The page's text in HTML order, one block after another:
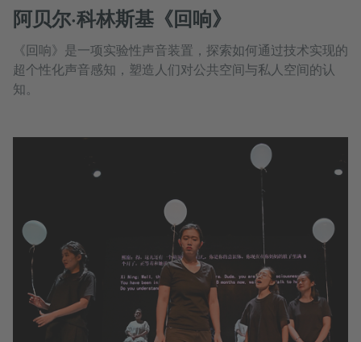
阿贝尔·科林斯基《回响》
《回响》是一项实验性声音装置，探索如何通过技术实现的
超个性化声音感知，塑造人们对公共空间与私人空间的认
知。